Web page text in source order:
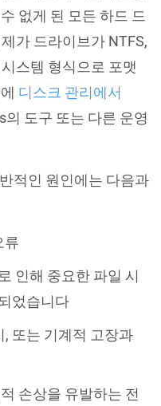
없게 된 모든 하드 드
가 드라이브가 NTFS,
스템 형식으로 포맷
디스크 관리에서
의 도구 또는 다른 운영
적인 원인에는 다음과
류
인해 중요한 파일 시
었습니다
또는 기계적 고장과
손상을 유발하는 전